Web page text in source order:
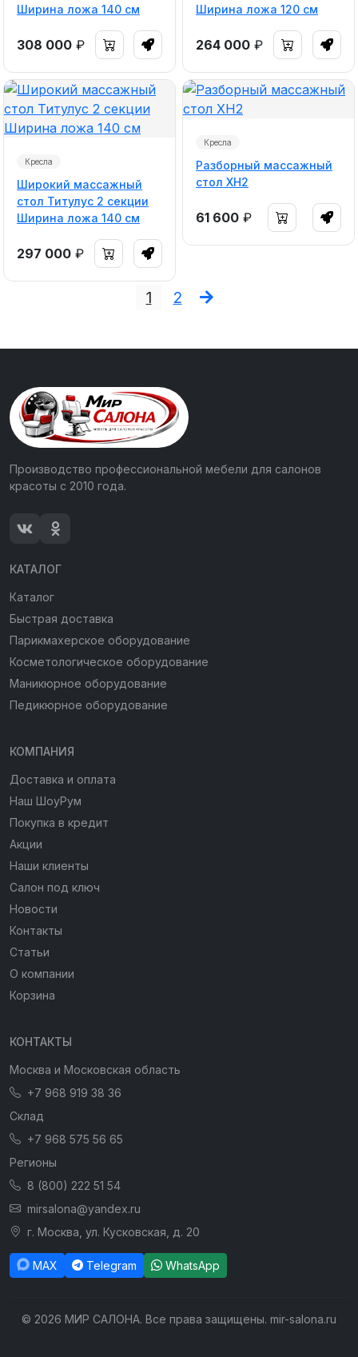
Ширина ложа 140 см
308 000 ₽
Ширина ложа 120 см
264 000 ₽
Кресла
Широкий массажный
стол Титулус 2 секции
Ширина ложа 140 см
297 000 ₽
Кресла
Разборный массажный
стол ХH2
61 600 ₽
1 2
Производство профессиональной мебели для салонов
красоты с 2010 года.
КАТАЛОГ
Каталог
Быстрая доставка
Парикмахерское оборудование
Косметологическое оборудование
Маникюрное оборудование
Педикюрное оборудование
КОМПАНИЯ
Доставка и оплата
Наш ШоуРум
Покупка в кредит
Акции
Наши клиенты
Салон под ключ
Новости
Контакты
Статьи
О компании
Корзина
КОНТАКТЫ
Москва и Московская область
+7 968 919 38 36
Склад
+7 968 575 56 65
Регионы
8 (800) 222 51 54
mirsalona@yandex.ru
г. Москва, ул. Кусковская, д. 20
MAX Telegram WhatsApp
© 2026 МИР САЛОНА. Все права защищены. mir-salona.ru